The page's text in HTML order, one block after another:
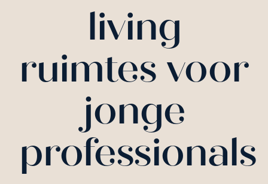
living
ruimtes voor
jonge
professionals